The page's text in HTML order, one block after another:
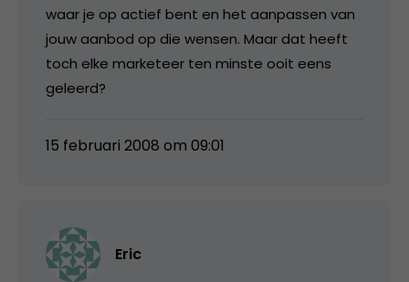
waar je op actief bent en het aanpassen van
jouw aanbod op die wensen. Maar dat heeft
toch elke marketeer ten minste ooit eens
geleerd?
15 februari 2008 om 09:01
Eric